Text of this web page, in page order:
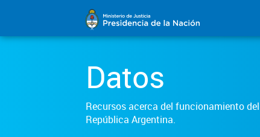
Datos
Recursos acerca del funcionamiento
República Argentina.